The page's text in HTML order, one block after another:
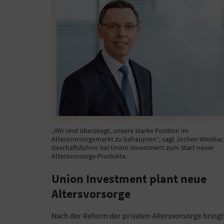
„Wir sind überzeugt, unsere starke Position im
Altersvorsorgemarkt zu behaupten“, sagt Jochen
Geschäftsführer bei Union Investment zum Start neuer
Altersvorsorge-Produkte.
Union Investment plant neue
Altersvorsorge
Nach der Reform der privaten Altersvorsorge bringt